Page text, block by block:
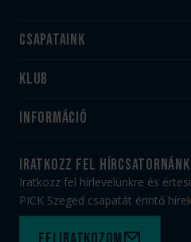
Csapataink
Felnőtt
Utánpótlás
Klub
#HandballFamily
Munkatársaink
PICK Aréna
Sajtóakkreditáció
Információ
Jegy- és bérletvásárlás
Webshop
iratkozz fel
Iratkozz fel hírlevelünkre és
PICK Szeged csapatát érintő